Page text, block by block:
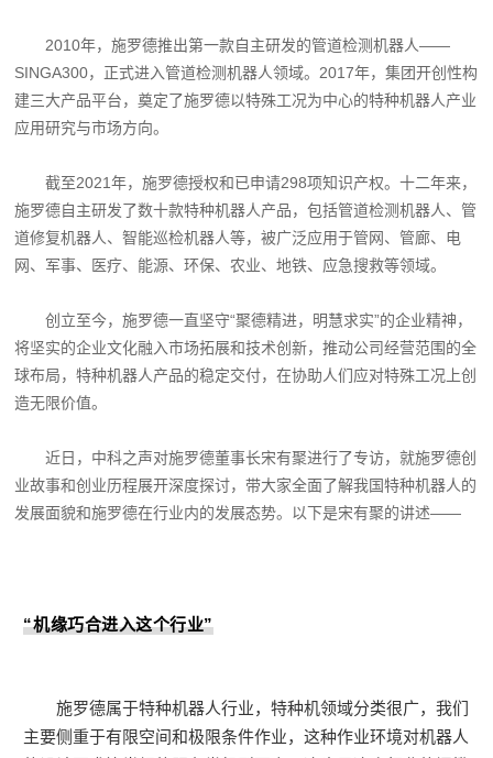
2010年，施罗德推出第一款自主研发的管道检测机器人——
SINGA300，正式进入管道检测机器人领域。2017年，集团开创性构
建三大产品平台，奠定了施罗德以特殊工况为中心的特种机器人产业
应用研究与市场方向。
截至2021年，施罗德授权和已申请298项知识产权。十二年来，
施罗德自主研发了数十款特种机器人产品，包括管道检测机器人、管
道修复机器人、智能巡检机器人等，被广泛应用于管网、管廊、电
网、军事、医疗、能源、环保、农业、地铁、应急搜救等领域。
创立至今，施罗德一直坚守“聚德精进，明慧求实”的企业精神，
将坚实的企业文化融入市场拓展和技术创新，推动公司经营范围的全
球布局，特种机器人产品的稳定交付，在协助人们应对特殊工况上创
造无限价值。
近日，中科之声对施罗德董事长宋有聚进行了专访，就施罗德创
业故事和创业历程展开深度探讨，带大家全面了解我国特种机器人的
发展面貌和施罗德在行业内的发展态势。以下是宋有聚的讲述——
“机缘巧合进入这个行业”
施罗德属于特种机器人行业，特种机领域分类很广，我们
主要侧重于有限空间和极限条件作业，这种作业环境对机器人